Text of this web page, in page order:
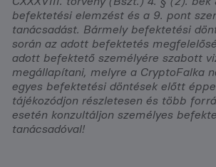
befektetési elemzést és a 9. pont
tanácsadást. Bármely befektetési
során az adott befektetés
adott befektető személyére szabott
megállapítani, melyre a CryptoFalka
egyes befektetési döntések előtt
tájékozódjon részletesen és több
esetén konzultáljon személyes
tanácsadóval!